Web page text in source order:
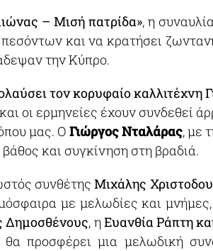
– Μισή πατρίδα», η
και να κρατήσει
την Κύπρο.
τον κορυφαίο καλλιτέχνη
οι ερμηνείες έχουν συνδεθεί
μας. Ο ΓιώργοςΝταλάρας, με
και συγκίνηση στη βραδιά.
συνθέτηςΜιχάλης
με μελωδίες και
Δημοσθένους, ηΕυανθία Ράπτη
προσφέρει μια μελωδική